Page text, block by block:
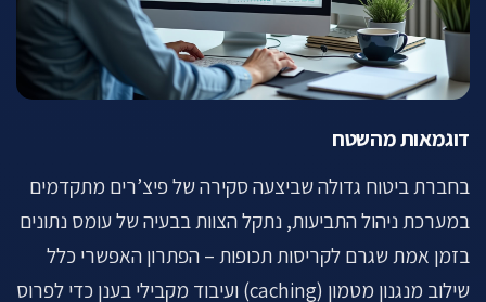
דוגמאות מהשטח
בחברת ביטוח גדולה שביצעה סקירה של פיצ’רים מתקדמים
במערכת ניהול התביעות, נתקל הצוות בבעיה של עומס נתונים
בזמן אמת שגרם לקריסות תכופות – הפתרון האפשרי כלל
שילוב מנגנון מטמון (caching) ועיבוד מקבילי בענן כדי לפרוס